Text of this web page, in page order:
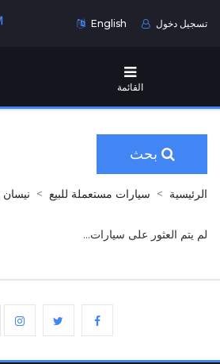
English تسجيل دخول
القائمة
بحث
الرئيسية سيارات مستعملة للبيع نيسان
لم يتم العثور على سيارات...